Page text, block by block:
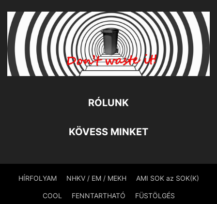
RÓLUNK
KÖVESS MINKET
HÍRFOLYAM NHKV / EM / MEKH AMI SOK az SOK(K)
COOL FENNTARTHATÓ FÜSTÖLGÉS